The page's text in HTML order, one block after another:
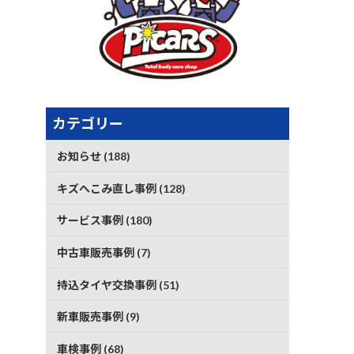
カテゴリー
お知らせ (188)
キズへこみ直し事例 (128)
サービス事例 (180)
中古車販売事例 (7)
持込タイヤ交換事例 (51)
新車販売事例 (9)
車検事例 (68)